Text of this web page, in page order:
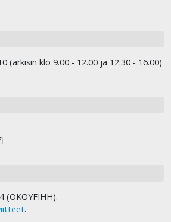
(arkisin klo 9.00 - 12.00 ja 12.30 - 16.00)
(OKOYFIHH).
.